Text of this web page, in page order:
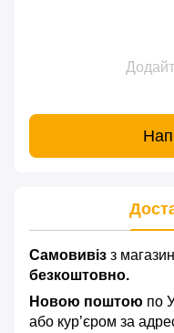
Самовивіз з
безкоштовно.
Новою поштою по
або кур’єром за